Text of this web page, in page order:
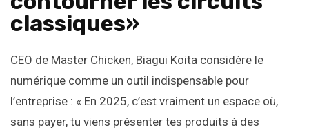
classiques»
CEO de Master Chicken, Biagui Koita considère le
numérique comme un outil indispensable pour
l’entreprise : « En 2025, c’est vraiment un espace où,
sans payer, tu viens présenter tes produits à des